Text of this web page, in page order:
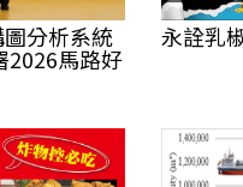
分析系統
2026馬路好
永詮乳